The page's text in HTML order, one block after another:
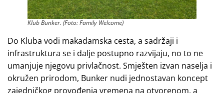
Klub Bunker. (Foto: Family Welcome)
Do Kluba vodi makadamska cesta, a sadržaji i
infrastruktura se i dalje postupno razvijaju, no to ne
umanjuje njegovu privlačnost. Smješten izvan naselja i
okružen prirodom, Bunker nudi jednostavan koncept
zajedničkog provođenja vremena na otvorenom, a